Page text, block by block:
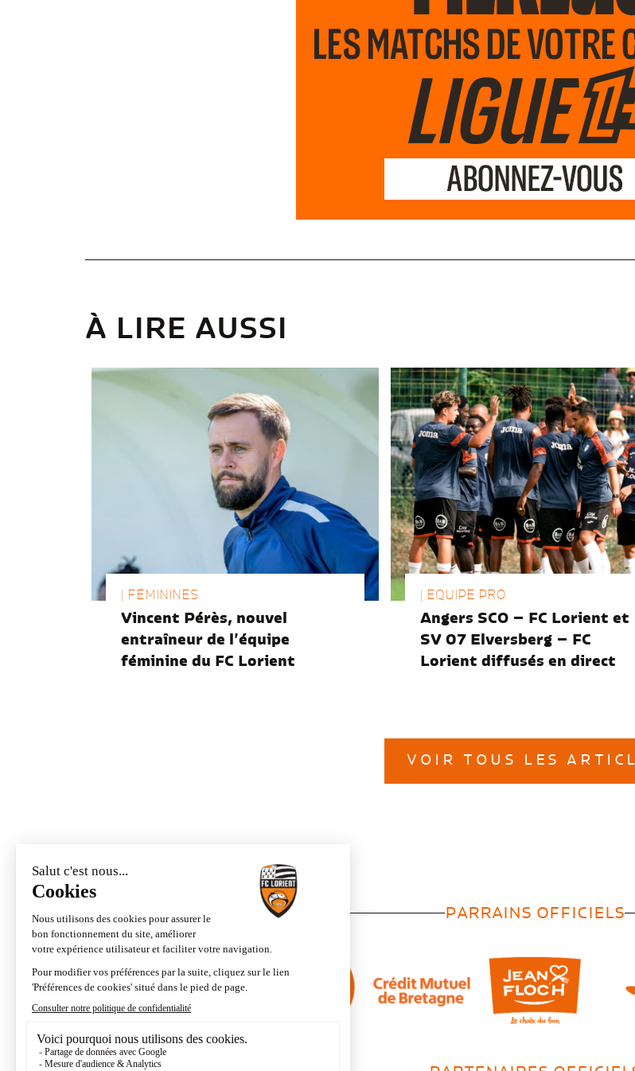
À LIRE AUSSI
| FÉMININES
Vincent Pérès, nouvel
entraîneur de l’équipe
féminine du FC Lorient
| EQUIPE PRO
Angers SCO – FC Lorient et
SV 07 Elversberg – FC
Lorient diffusés en direct
VOIR TOUS LES
PARRAINS OFFICIELS